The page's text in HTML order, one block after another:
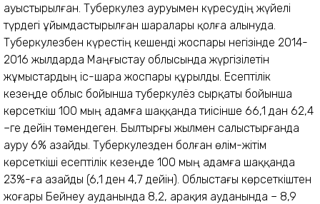
ауыстырылған. Туберкулез ауруымен күресудің жүйелі
түрдегі ұйымдастырылған шаралары қолға алынуда.
Туберкулезбен күрестің кешенді жоспары негізінде 2014-
2016 жылдарда Маңғыстау облысында жүргізілетін
жұмыстардың іс-шара жоспары құрылды. Есептілік
кезеңде облыс бойынша туберкулёз сырқаты бойынша
көрсеткіш 100 мың адамға шаққанда тиiсiнше 66,1 дан 62,4
–ге дейін төмендеген. Былтырғы жылмен салыстырғанда
ауру 6% азайды. Туберкулезден болған өлім-жітім
көрсеткіші есептілік кезеңде 100 мың адамға шаққанда
23%-ға азайды (6,1 ден 4,7 дейін). Облыстағы көрсеткіштен
жоғары Бейнеу ауданында 8,2, Қарақия ауданында – 8,9